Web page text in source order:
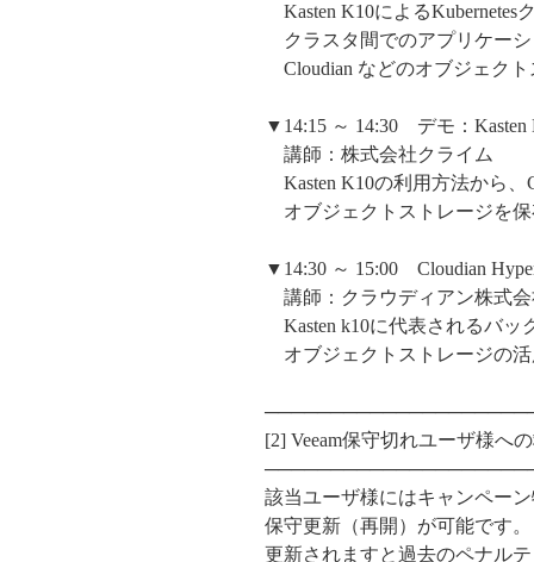
Kasten K10によるKubernetes
クラスタ間でのアプリケー
Cloudian などのオブジェク
▼14:15 ～ 14:30 デモ：Kasten
講師：株式会社クライム
Kasten K10の利用方法から、
オブジェクトストレージを
▼14:30 ～ 15:00 Cloudian
講師：クラウディアン株式
Kasten k10に代表されるバッ
オブジェクトストレージの
[2] Veeam保守切れユーザ様へ
該当ユーザ様にはキャンペー
保守更新（再開）が可能です
更新されますと過去のペナル